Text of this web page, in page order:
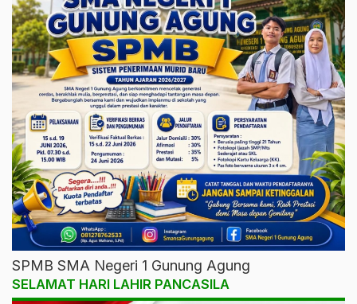
SPMB SMA Negeri 1 Gunung Agung
SELAMAT HARI LAHIR PANCASILA